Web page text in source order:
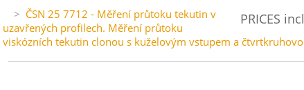
PRICES
> ČSN 25 7712 - Měření průtoku tekutin v
uzavřených profilech. Měření průtoku
viskózních tekutin clonou s kuželovým vstupem a